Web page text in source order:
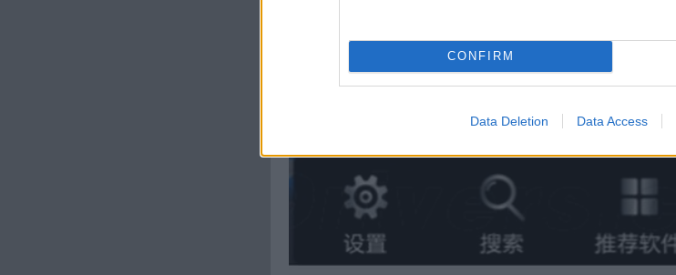
CONFIRM
Data Deletion Data Access